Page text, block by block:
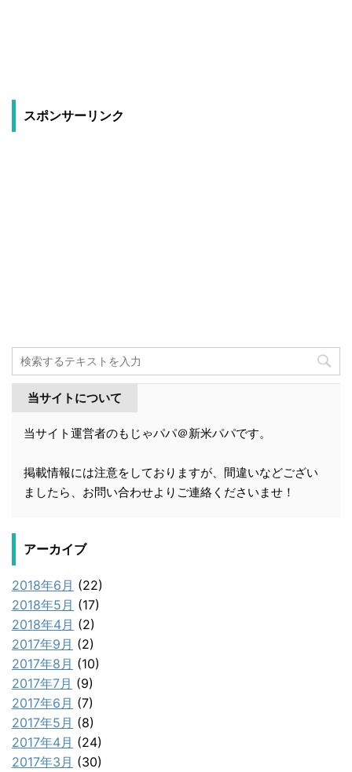
スポンサーリンク
当サイトについて
当サイト運営者のもじゃパパ＠新米パパです。
掲載情報には注意をしておりますが、間違いなどござい
ましたら、お問い合わせよりご連絡くださいませ！
アーカイブ
2018年6月 (22)
2018年5月 (17)
2018年4月 (2)
2017年9月 (2)
2017年8月 (10)
2017年7月 (9)
2017年6月 (7)
2017年5月 (8)
2017年4月 (24)
2017年3月 (30)